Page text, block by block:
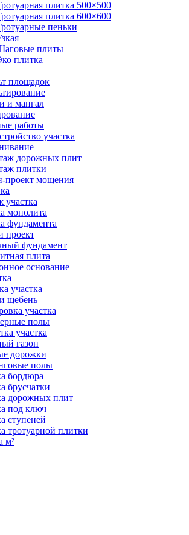
плитка 500×500
плитка 600×600
пеньки
плиты
плитка
площадок
и мангал
работы
участка
дорожных плит
плитки
проект мощения
участка
монолита
фундамента
проект
фундамент
плита
основание
участка
щебень
участка
полы
участка
газон
дорожки
полы
бордюра
брусчатки
дорожных плит
под ключ
ступеней
тротуарной плитки
м²